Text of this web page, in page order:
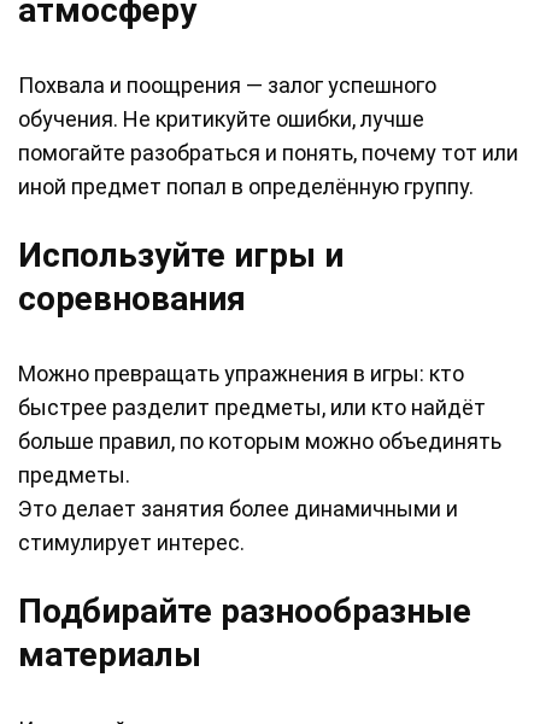
атмосферу
Похвала и поощрения — залог успешного
обучения. Не критикуйте ошибки, лучше
помогайте разобраться и понять, почему тот или
иной предмет попал в определённую группу.
Используйте игры и
соревнования
Можно превращать упражнения в игры: кто
быстрее разделит предметы, или кто найдёт
больше правил, по которым можно объединять
предметы.
Это делает занятия более динамичными и
стимулирует интерес.
Подбирайте разнообразные
материалы